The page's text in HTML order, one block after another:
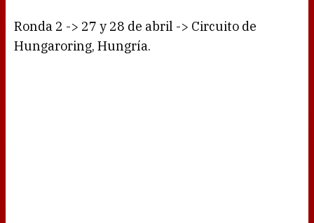
Ronda 2 -> 27 y 28 de abril -> Circuito de
Hungaroring, Hungría.